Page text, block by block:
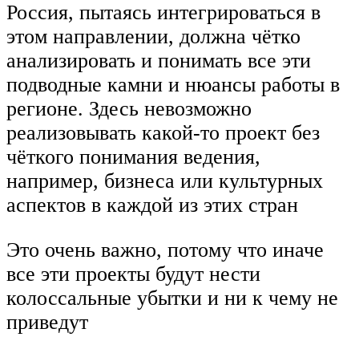
Россия, пытаясь интегрироваться в
этом направлении, должна чётко
анализировать и понимать все эти
подводные камни и нюансы работы в
регионе. Здесь невозможно
реализовывать какой-то проект без
чёткого понимания ведения,
например, бизнеса или культурных
аспектов в каждой из этих стран
Это очень важно, потому что иначе
все эти проекты будут нести
колоссальные убытки и ни к чему не
приведут